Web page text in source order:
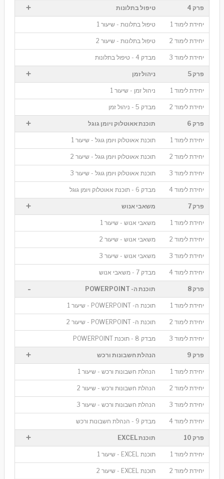
טיפול בתלונות
יחידת לימוד 1 טיפול בתלונות - שיעור 1
יחידת לימוד 2 טיפול בתלונות - שיעור 2
יחידת לימוד 3 מבדק 4 - טיפול בתלונות
ניהול זמן
יחידת לימוד 1 ניהול זמן - שיעור 1
יחידת לימוד 2 מבדק 5 - ניהול זמן
תוכנת אאוטלוק ויומן גוגל
יחידת לימוד 1 תוכנת אאוטלוק ויומן גוגל - שיעור 1
יחידת לימוד 2 תוכנת אאוטלוק ויומן גוגל - שיעור 2
יחידת לימוד 3 תוכנת אאוטלוק ויומן גוגל - שיעור 3
יחידת לימוד 4 מבדק 6 - תוכנת אאוטלוק ויומן גוגל
משאבי אנוש
יחידת לימוד 1 משאבי אנוש - שיעור 1
יחידת לימוד 2 משאבי אנוש - שיעור 2
יחידת לימוד 3 משאבי אנוש - שיעור 3
יחידת לימוד 4 מבדק 7 - משאבי אנוש
תוכנת ה- POWERPOINT
יחידת לימוד 1 תוכנת ה- POWERPOINT - שיעור 1
יחידת לימוד 2 תוכנת ה- POWERPOINT - שיעור 2
יחידת לימוד 3 מבדק 8 - תוכנת POWERPOINT
הנהלת חשבונות ורכש
יחידת לימוד 1 הנהלת חשבונות ורכש - שיעור 1
יחידת לימוד 2 הנהלת חשבונות ורכש - שיעור 2
יחידת לימוד 3 הנהלת חשבונות ורכש - שיעור 3
יחידת לימוד 4 מבדק 9 - הנהלת חשבונות ורכש
תוכנת EXCEL
יחידת לימוד 1 תוכנת EXCEL - שיעור 1
יחידת לימוד 2 תוכנת EXCEL - שיעור 2